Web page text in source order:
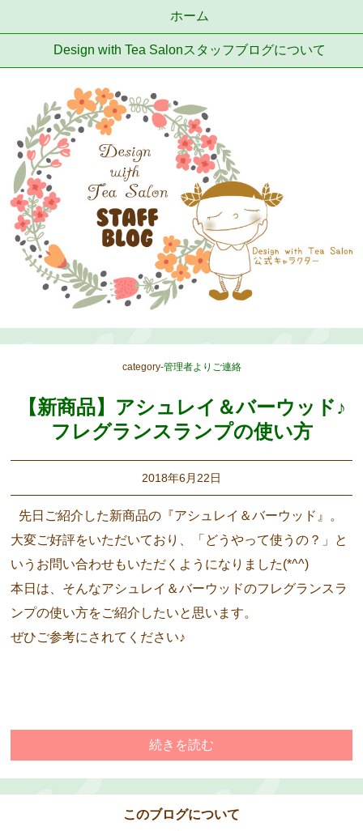
ホーム
Design with Tea Salonスタッフブログについて
category-管理者よりご連絡
【新商品】アシュレイ＆バーウッド♪
フレグランスランプの使い方
2018年6月22日
先日ご紹介した新商品の『アシュレイ＆バーウッド』。
大変ご好評をいただいており、「どうやって使うの？」と
いうお問い合わせもいただくようになりました(*^^)
本日は、そんなアシュレイ＆バーウッドのフレグランスラ
ンプの使い方をご紹介したいと思います。
ぜひご参考にされてください♪
続きを読む
このブログについて